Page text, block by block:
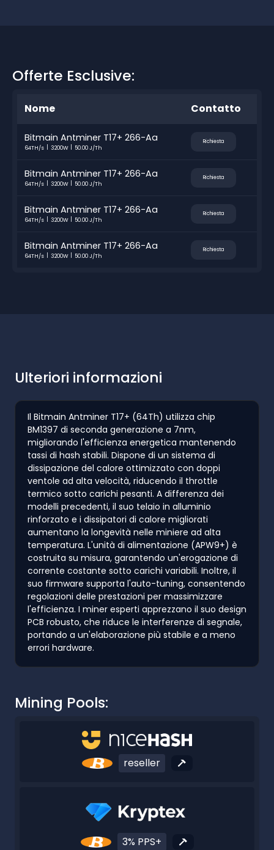
Offerte Esclusive:
Nome Contatto
Bitmain Antminer T17+ 266-Aa
64TH/s 3200W 50.00 J/Th
Richiesta
Bitmain Antminer T17+ 266-Aa
64TH/s 3200W 50.00 J/Th
Richiesta
Bitmain Antminer T17+ 266-Aa
64TH/s 3200W 50.00 J/Th
Richiesta
Bitmain Antminer T17+ 266-Aa
64TH/s 3200W 50.00 J/Th
Richiesta
Ulteriori informazioni
Il Bitmain Antminer T17+ (64Th) utilizza chip
BM1397 di seconda generazione a 7nm,
migliorando l'efficienza energetica mantenendo
tassi di hash stabili. Dispone di un sistema di
dissipazione del calore ottimizzato con doppi
ventole ad alta velocità, riducendo il throttle
termico sotto carichi pesanti. A differenza dei
modelli precedenti, il suo telaio in alluminio
rinforzato e i dissipatori di calore migliorati
aumentano la longevità nelle miniere ad alta
temperatura. L'unità di alimentazione (APW9+) è
costruita su misura, garantendo un'erogazione di
corrente costante sotto carichi variabili. Inoltre, il
suo firmware supporta l'auto-tuning, consentendo
regolazioni delle prestazioni per massimizzare
l'efficienza. I miner esperti apprezzano il suo design
PCB robusto, che riduce le interferenze di segnale,
portando a un'elaborazione più stabile e a meno
errori hardware.
Mining Pools:
reseller
3% PPS+